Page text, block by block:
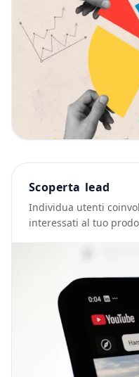
Scoperta lead
Individua utenti
interessati al tuo